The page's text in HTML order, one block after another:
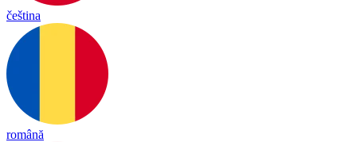
čeština
română